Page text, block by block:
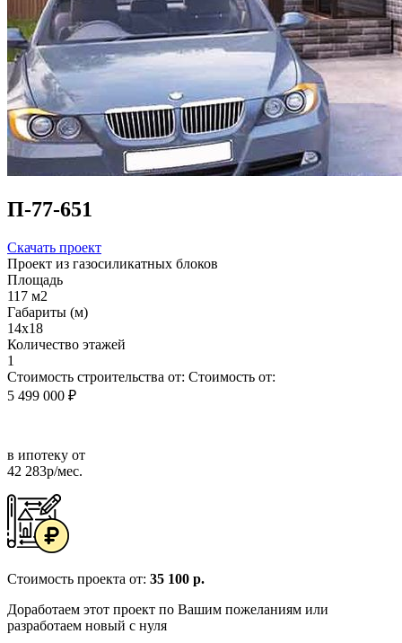
П-77-651
Скачать проект
Проект из газосиликатных блоков
Площадь
117 м2
Габариты (м)
14x18
Количество этажей
1
Стоимость строительства от: Стоимость от:
5 499 000 ₽
в ипотеку от
42 283р/мес.
Стоимость проекта от: 35 100 р.
Доработаем этот проект по Вашим пожеланиям или
разработаем новый с нуля